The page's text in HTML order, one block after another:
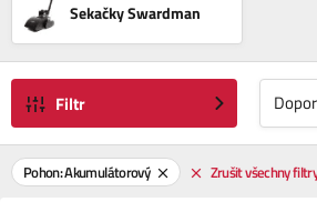
Sekačky Swardman
Filtr
Pohon: Akumulátorový Zrušit všechny